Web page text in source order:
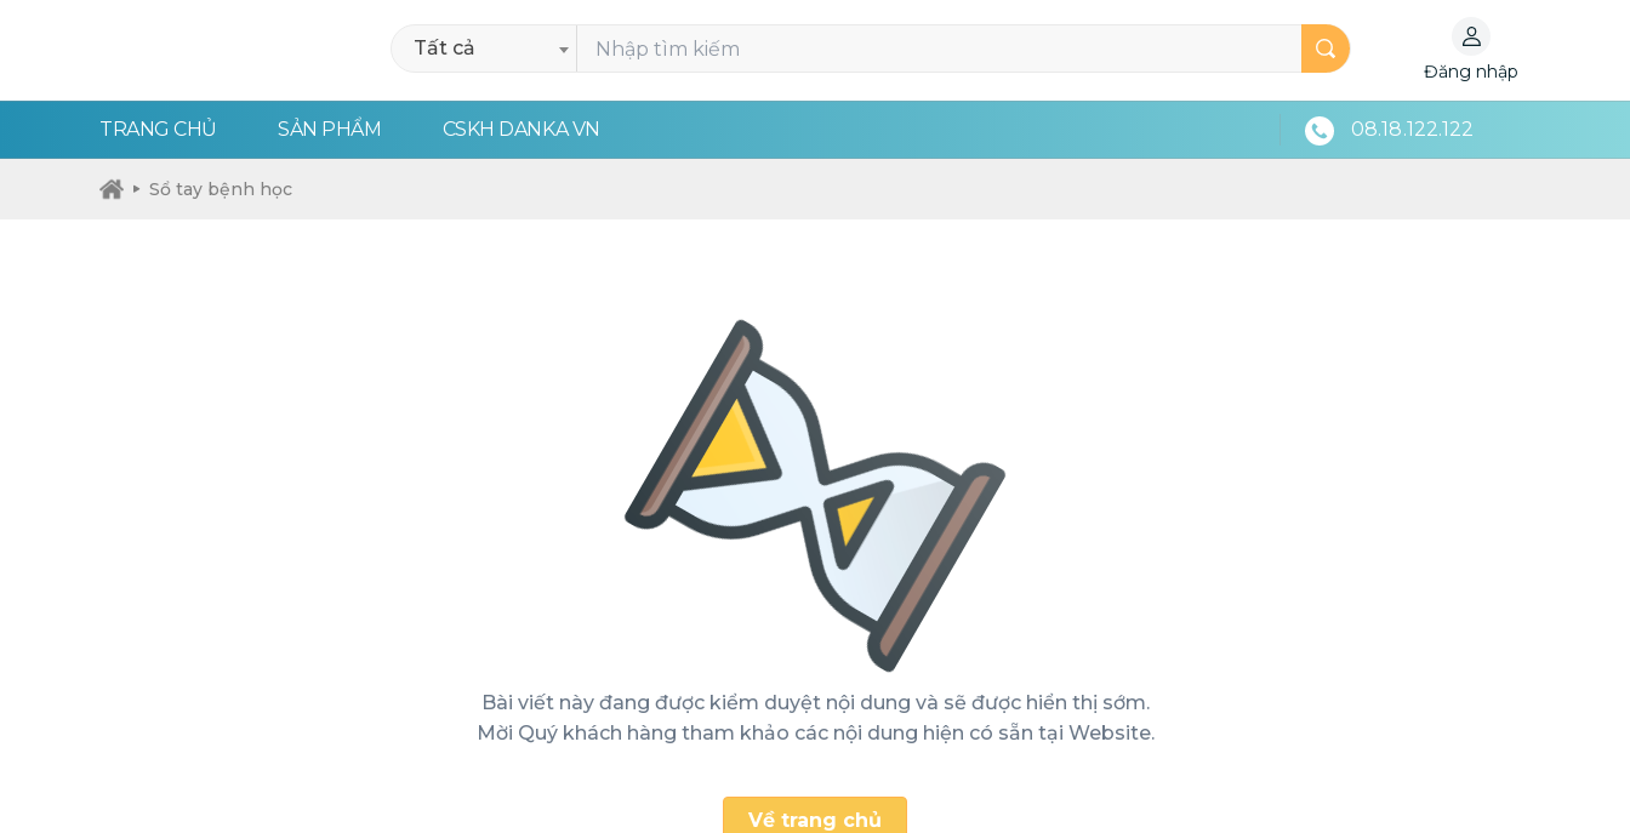
Tất cả
Đăng nhập
TRANG CHỦ SẢN PHẨM CSKH DANKA VN 08.18.122.122
Sổ tay bệnh học
Bài viết này đang được kiểm duyệt nội dung và sẽ được hiển thị sớm.
Mời Quý khách hàng tham khảo các nội dung hiện có sẵn tại Website.
Về trang chủ